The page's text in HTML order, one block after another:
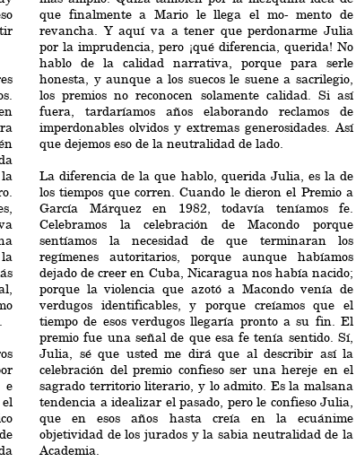
e
que finalmente a Mario le llega el mo- mento de
revancha. Y aquí va a tener que perdonarme Julia
por la imprudencia, pero ¡qué diferencia, querida! No
hablo de la calidad narrativa, porque para serle
honesta, y aunque a los suecos le suene a sacrilegio,
los premios no reconocen solamente calidad. Si así
fuera, tardaríamos años elaborando reclamos de
imperdonables olvidos y extremas generosidades. Así
que dejemos eso de la neutralidad de lado.
La diferencia de la que hablo, querida Julia, es la de
los tiempos que corren. Cuando le dieron el Premio a
García Márquez en 1982, todavía teníamos fe.
Celebramos la celebración de Macondo porque
sentíamos la necesidad de que terminaran los
regímenes autoritarios, porque aunque habíamos
dejado de creer en Cuba, Nicaragua nos había nacido;
porque la violencia que azotó a Macondo venía de
verdugos identificables, y porque creíamos que el
tiempo de esos verdugos llegaría pronto a su fin. El
premio fue una señal de que esa fe tenía sentido. Sí,
Julia, sé que usted me dirá que al describir así la
celebración del premio confieso ser una hereje en el
sagrado territorio literario, y lo admito. Es la malsana
tendencia a idealizar el pasado, pero le confieso Julia,
que en esos años hasta creía en la ecuánime
objetividad de los jurados y la sabia neutralidad de la
Academia.